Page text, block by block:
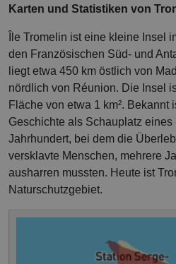
Karten und Statistiken von
Île Tromelin ist eine kleine Insel
den Französischen Süd- und
liegt etwa 450 km östlich von
nördlich von Réunion. Die Insel
Fläche von etwa 1 km². Bekannt
Geschichte als Schauplatz
Jahrhundert, bei dem die
versklavte Menschen, mehrere
ausharren mussten. Heute ist
Naturschutzgebiet.